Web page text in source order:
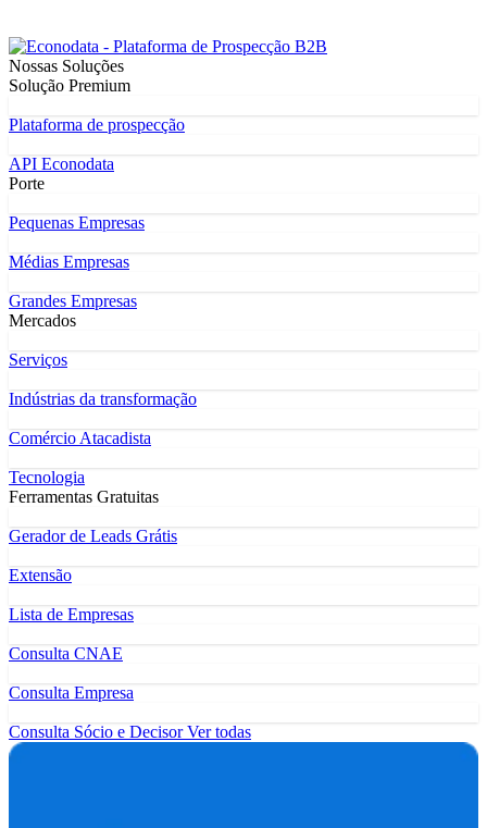
Nossas Soluções
Solução Premium
Plataforma de prospecção
API Econodata
Porte
Pequenas Empresas
Médias Empresas
Grandes Empresas
Mercados
Serviços
Indústrias da transformação
Comércio Atacadista
Tecnologia
Ferramentas Gratuitas
Gerador de Leads Grátis
Extensão
Lista de Empresas
Consulta CNAE
Consulta Empresa
Consulta Sócio e DecisorVer todas